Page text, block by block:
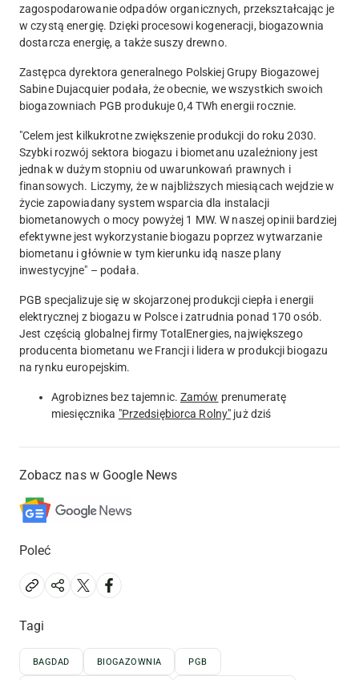
zagospodarowanie odpadów organicznych, przekształcając je
w czystą energię. Dzięki procesowi kogeneracji, biogazownia
dostarcza energię, a także suszy drewno.
Zastępca dyrektora generalnego Polskiej Grupy Biogazowej
Sabine Dujacquier podała, że obecnie, we wszystkich swoich
biogazowniach PGB produkuje 0,4 TWh energii rocznie.
"Celem jest kilkukrotne zwiększenie produkcji do roku 2030.
Szybki rozwój sektora biogazu i biometanu uzależniony jest
jednak w dużym stopniu od uwarunkowań prawnych i
finansowych. Liczymy, że w najbliższych miesiącach wejdzie w
życie zapowiadany system wsparcia dla instalacji
biometanowych o mocy powyżej 1 MW. W naszej opinii bardziej
efektywne jest wykorzystanie biogazu poprzez wytwarzanie
biometanu i głównie w tym kierunku idą nasze plany
inwestycyjne" – podała.
PGB specjalizuje się w skojarzonej produkcji ciepła i energii
elektrycznej z biogazu w Polsce i zatrudnia ponad 170 osób.
Jest częścią globalnej firmy TotalEnergies, największego
producenta biometanu we Francji i lidera w produkcji biogazu
na rynku europejskim.
Agrobiznes bez tajemnic. Zamów prenumeratę
miesięcznika "Przedsiębiorca Rolny" już dziś
Zobacz nas w Google News
Poleć
Tagi
BAGDAD BIOGAZOWNIA PGB